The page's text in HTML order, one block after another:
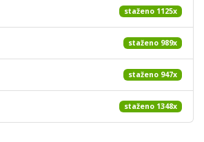
staženo 1125x
staženo 989x
staženo 947x
staženo 1348x